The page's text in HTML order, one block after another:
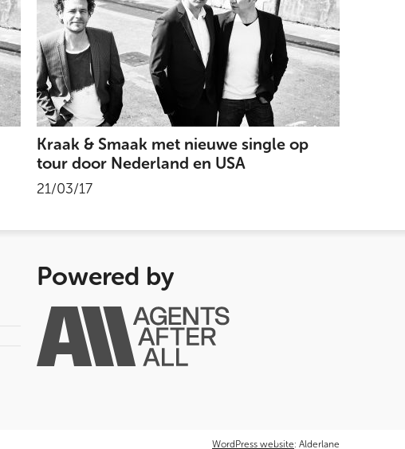
Kraak & Smaak met nieuwe single op
tour door Nederland en USA
21/03/17
Powered by
WordPress website: Alderlane